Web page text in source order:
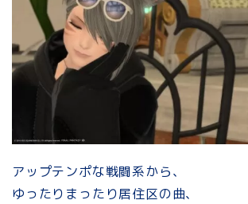
アップテンポな戦闘系から、
ゆったりまったり居住区の曲、